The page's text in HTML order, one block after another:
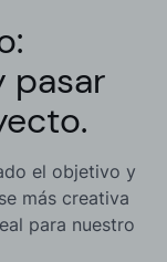
pasar
el objetivo y
más creativa
para nuestro